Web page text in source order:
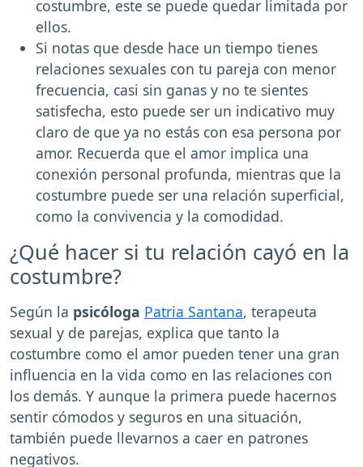
costumbre, este se puede quedar limitada por
ellos.
Si notas que desde hace un tiempo tienes
relaciones sexuales con tu pareja con menor
frecuencia, casi sin ganas y no te sientes
satisfecha, esto puede ser un indicativo muy
claro de que ya no estás con esa persona por
amor. Recuerda que el amor implica una
conexión personal profunda, mientras que la
costumbre puede ser una relación superficial,
como la convivencia y la comodidad.
¿Qué hacer si tu relación cayó en la
costumbre?
Según la psicóloga Patria Santana, terapeuta
sexual y de parejas, explica que tanto la
costumbre como el amor pueden tener una gran
influencia en la vida como en las relaciones con
los demás. Y aunque la primera puede hacernos
sentir cómodos y seguros en una situación,
también puede llevarnos a caer en patrones
negativos.